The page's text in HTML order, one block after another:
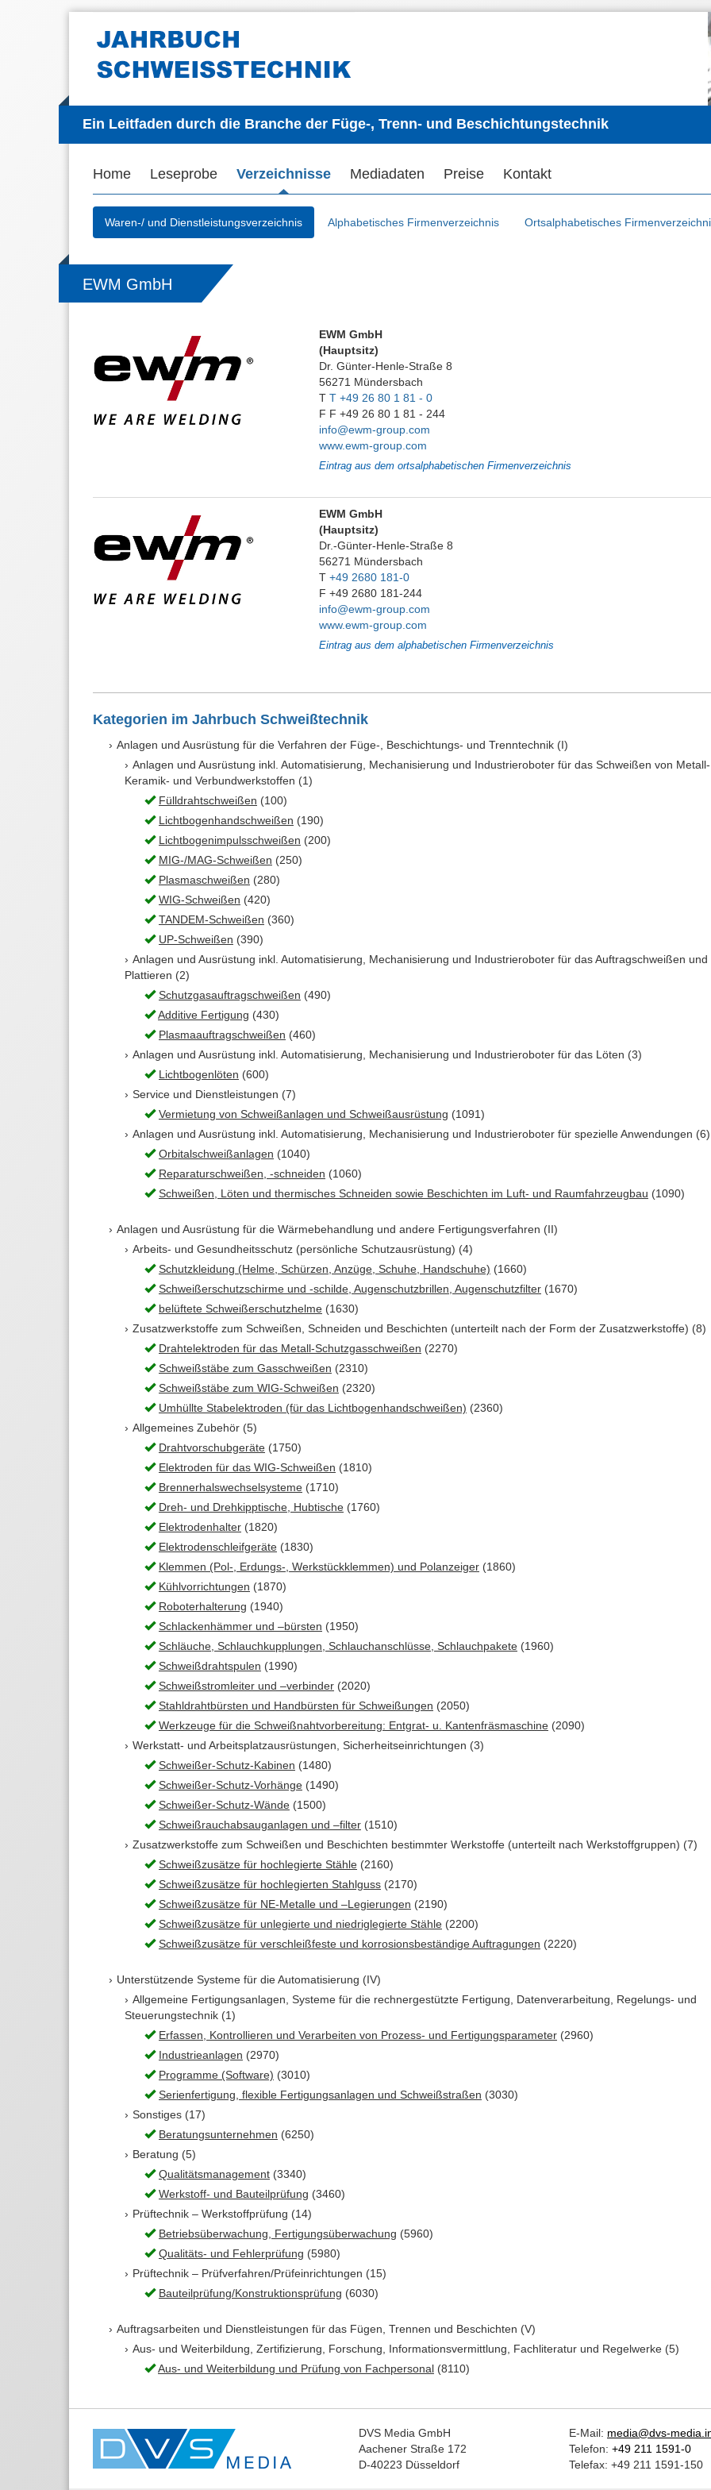
Ein Leitfaden durch die Branche der Füge-, Trenn- und Beschichtungstechnik
Home Leseprobe Verzeichnisse Mediadaten Preise Kontakt
Waren-/ und Dienstleistungsverzeichnis Alphabetisches Firmenverzeichnis Ortsalphabetisches
EWM GmbH
EWM GmbH
(Hauptsitz)
Dr. Günter-Henle-Straße 8
56271 Mündersbach
T T +49 26 80 1 81 - 0
F F +49 26 80 1 81 - 244
info@ewm-group.com
www.ewm-group.com
Eintrag aus dem ortsalphabetischen Firmenverzeichnis
EWM GmbH
(Hauptsitz)
Dr.-Günter-Henle-Straße 8
56271 Mündersbach
T +49 2680 181-0
F +49 2680 181-244
info@ewm-group.com
www.ewm-group.com
Eintrag aus dem alphabetischen Firmenverzeichnis
Kategorien im Jahrbuch Schweißtechnik
Anlagen und Ausrüstung für die Verfahren der Füge-, Beschichtungs- und Trenntechnik (I)
Anlagen und Ausrüstung inkl. Automatisierung, Mechanisierung und Industrieroboter für das Schweißen von
Keramik- und Verbundwerkstoffen (1)
Fülldrahtschweißen (100)
Lichtbogenhandschweißen (190)
Lichtbogenimpulsschweißen (200)
MIG-/MAG-Schweißen (250)
Plasmaschweißen (280)
WIG-Schweißen (420)
TANDEM-Schweißen (360)
UP-Schweißen (390)
Anlagen und Ausrüstung inkl. Automatisierung, Mechanisierung und Industrieroboter für das Auftragschweißen und
Plattieren (2)
Schutzgasauftragschweißen (490)
Additive Fertigung (430)
Plasmaauftragschweißen (460)
Anlagen und Ausrüstung inkl. Automatisierung, Mechanisierung und Industrieroboter für das Löten (3)
Lichtbogenlöten (600)
Service und Dienstleistungen (7)
Vermietung von Schweißanlagen und Schweißausrüstung (1091)
Anlagen und Ausrüstung inkl. Automatisierung, Mechanisierung und Industrieroboter für spezielle Anwendungen (6)
Orbitalschweißanlagen (1040)
Reparaturschweißen, -schneiden (1060)
Schweißen, Löten und thermisches Schneiden sowie Beschichten im Luft- und Raumfahrzeugbau (1090)
Anlagen und Ausrüstung für die Wärmebehandlung und andere Fertigungsverfahren (II)
Arbeits- und Gesundheitsschutz (persönliche Schutzausrüstung) (4)
Schutzkleidung (Helme, Schürzen, Anzüge, Schuhe, Handschuhe) (1660)
Schweißerschutzschirme und -schilde, Augenschutzbrillen, Augenschutzfilter (1670)
belüftete Schweißerschutzhelme (1630)
Zusatzwerkstoffe zum Schweißen, Schneiden und Beschichten (unterteilt nach der Form der Zusatzwerkstoffe) (8)
Drahtelektroden für das Metall-Schutzgasschweißen (2270)
Schweißstäbe zum Gasschweißen (2310)
Schweißstäbe zum WIG-Schweißen (2320)
Umhüllte Stabelektroden (für das Lichtbogenhandschweißen) (2360)
Allgemeines Zubehör (5)
Drahtvorschubgeräte (1750)
Elektroden für das WIG-Schweißen (1810)
Brennerhalswechselsysteme (1710)
Dreh- und Drehkipptische, Hubtische (1760)
Elektrodenhalter (1820)
Elektrodenschleifgeräte (1830)
Klemmen (Pol-, Erdungs-, Werkstückklemmen) und Polanzeiger (1860)
Kühlvorrichtungen (1870)
Roboterhalterung (1940)
Schlackenhämmer und –bürsten (1950)
Schläuche, Schlauchkupplungen, Schlauchanschlüsse, Schlauchpakete (1960)
Schweißdrahtspulen (1990)
Schweißstromleiter und –verbinder (2020)
Stahldrahtbürsten und Handbürsten für Schweißungen (2050)
Werkzeuge für die Schweißnahtvorbereitung: Entgrat- u. Kantenfräsmaschine (2090)
Werkstatt- und Arbeitsplatzausrüstungen, Sicherheitseinrichtungen (3)
Schweißer-Schutz-Kabinen (1480)
Schweißer-Schutz-Vorhänge (1490)
Schweißer-Schutz-Wände (1500)
Schweißrauchabsauganlagen und –filter (1510)
Zusatzwerkstoffe zum Schweißen und Beschichten bestimmter Werkstoffe (unterteilt nach Werkstoffgruppen) (7)
Schweißzusätze für hochlegierte Stähle (2160)
Schweißzusätze für hochlegierten Stahlguss (2170)
Schweißzusätze für NE-Metalle und –Legierungen (2190)
Schweißzusätze für unlegierte und niedriglegierte Stähle (2200)
Schweißzusätze für verschleißfeste und korrosionsbeständige Auftragungen (2220)
Unterstützende Systeme für die Automatisierung (IV)
Allgemeine Fertigungsanlagen, Systeme für die rechnergestützte Fertigung, Datenverarbeitung, Regelungs- und
Steuerungstechnik (1)
Erfassen, Kontrollieren und Verarbeiten von Prozess- und Fertigungsparameter (2960)
Industrieanlagen (2970)
Programme (Software) (3010)
Serienfertigung, flexible Fertigungsanlagen und Schweißstraßen (3030)
Sonstiges (17)
Beratungsunternehmen (6250)
Beratung (5)
Qualitätsmanagement (3340)
Werkstoff- und Bauteilprüfung (3460)
Prüftechnik – Werkstoffprüfung (14)
Betriebsüberwachung, Fertigungsüberwachung (5960)
Qualitäts- und Fehlerprüfung (5980)
Prüftechnik – Prüfverfahren/Prüfeinrichtungen (15)
Bauteilprüfung/Konstruktionsprüfung (6030)
Auftragsarbeiten und Dienstleistungen für das Fügen, Trennen und Beschichten (V)
Aus- und Weiterbildung, Zertifizierung, Forschung, Informationsvermittlung, Fachliteratur und Regelwerke (5)
Aus- und Weiterbildung und Prüfung von Fachpersonal (8110)
DVS Media GmbH
Aachener Straße 172
D-40223 Düsseldorf
E-Mail: media@dvs-
Telefon: +49 211 1591-0
Telefax: +49 211 1591-150